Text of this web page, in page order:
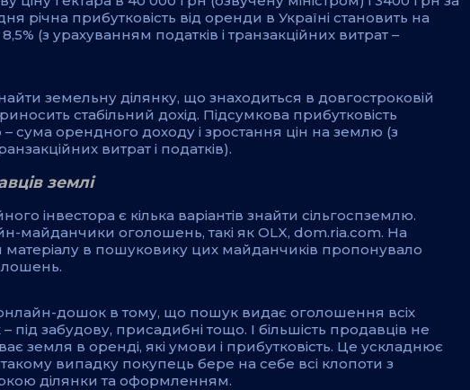
річна прибутковість від оренди в Україні становить на
(з урахуванням податків і транзакційних витрат –
земельну ділянку, що знаходиться в довгостроковій
стабільний дохід. Підсумкова прибутковість
– сума орендного доходу і зростання цін на землю (з
витрат і податків).
землі
інвестора є кілька варіантів знайти сільгоспземлю.
майданчики оголошень, такі як OLX, dom.ria.com. На
в пошуковику цих майданчиків пропонувало
онлайн-дошок в тому, що пошук видає оголошення всіх
під забудову, присадибні тощо. І більшість продавців не
земля в оренді, які умови і прибутковість. Це ускладнює
випадку покупець бере на себе всі клопоти з
ділянки та оформленням.